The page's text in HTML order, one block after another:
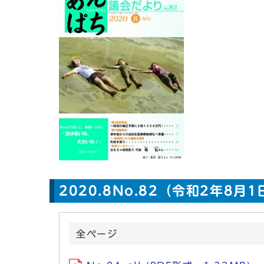
2020.8No.82（令和2年8月1
全ページ